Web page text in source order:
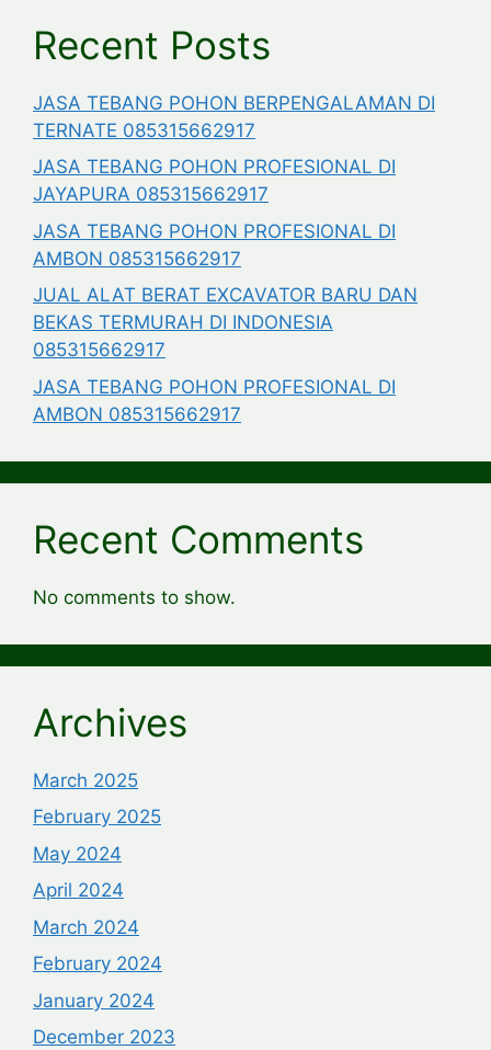
Recent Posts
JASA TEBANG POHON BERPENGALAMAN DI
TERNATE 085315662917
JASA TEBANG POHON PROFESIONAL DI
JAYAPURA 085315662917
JASA TEBANG POHON PROFESIONAL DI
AMBON 085315662917
JUAL ALAT BERAT EXCAVATOR BARU DAN
BEKAS TERMURAH DI INDONESIA
085315662917
JASA TEBANG POHON PROFESIONAL DI
AMBON 085315662917
Recent Comments
No comments to show.
Archives
March 2025
February 2025
May 2024
April 2024
March 2024
February 2024
January 2024
December 2023